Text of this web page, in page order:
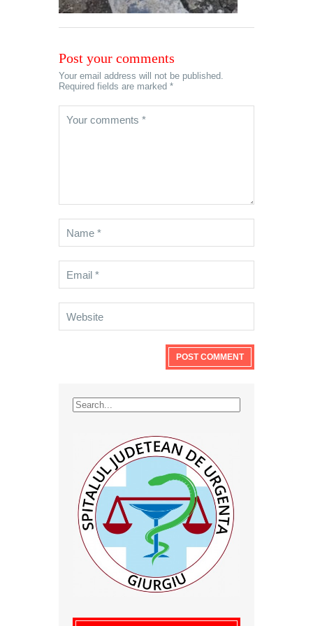
Post your comments
Your email address will not be published.
Required fields are marked *